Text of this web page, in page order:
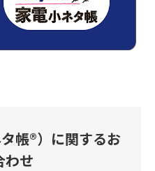
帳®）に関するお
わせ